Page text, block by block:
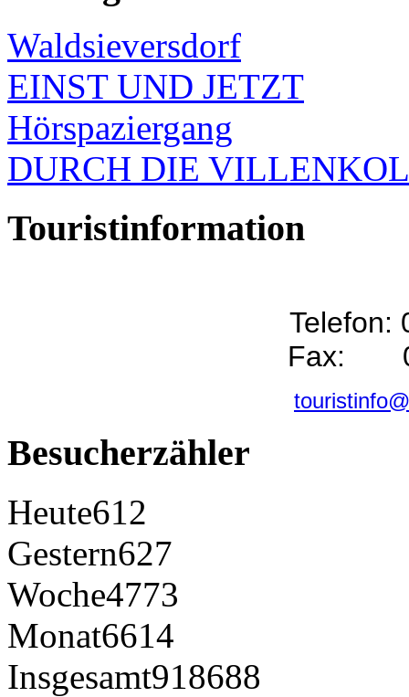
Waldsieversdorf
EINST UND JETZT
Hörspaziergang
DURCH DIE
Touristinformation
Telefon:
Fax:
Besucherzähler
Heute612
Gestern627
Woche4773
Monat6614
Insgesamt918688